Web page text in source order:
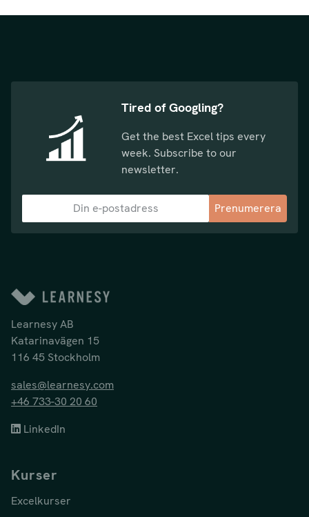
Tired of Googling?
Get the best Excel tips every
week. Subscribe to our
newsletter.
Prenumerera
Learnesy AB
Katarinavägen 15
116 45 Stockholm
sales@learnesy.com
+46 733-30 20 60
LinkedIn
Kurser
Excelkurser